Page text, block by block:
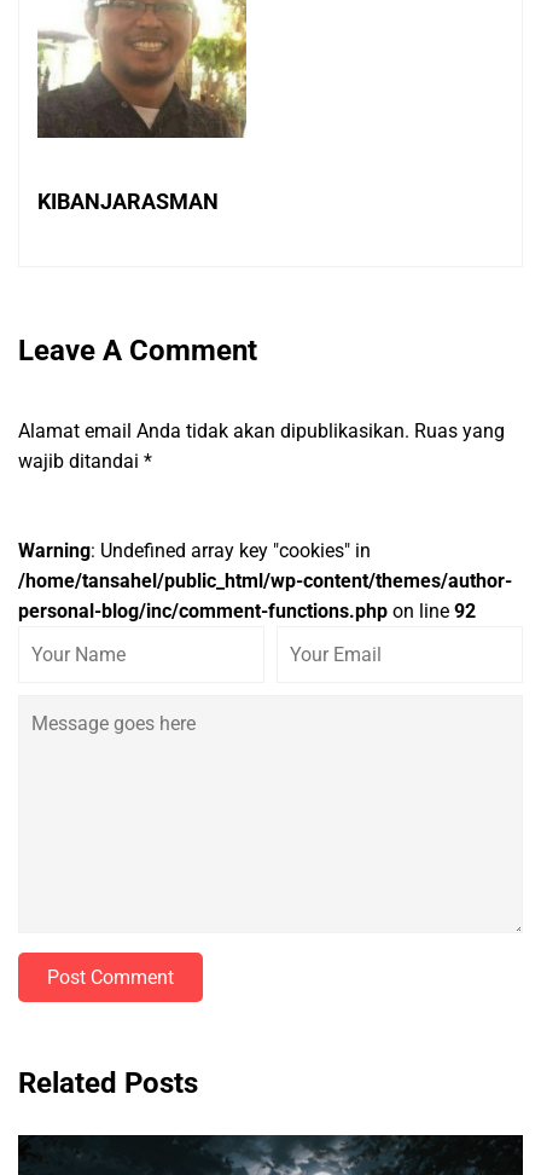
KIBANJARASMAN
Leave A Comment
Alamat email Anda tidak akan dipublikasikan. Ruas yang
wajib ditandai *
Warning: Undefined array key "cookies" in
/home/tansahel/public_html/wp-content/themes/author-
personal-blog/inc/comment-functions.php on line 92
Post Comment
Related Posts